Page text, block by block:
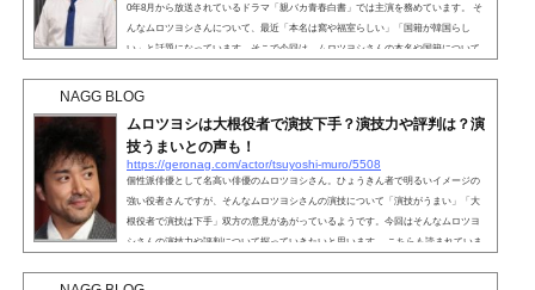
0年8月から放送されているドラマ「親バカ青春白書」では主演を務めています。 そ
んなムロツヨシさんについて、最近「本名は窩や福室らしい」「国籍が韓国らし
い」と話題になっています。そこで今回は、ムロツヨシさんの本名や国籍について
最近「本名は窩や福室らしい」とネットで話題になっているムロツヨシさんです
NAGG BLOG
ムロツヨシは大根役者で演技下手？演技力や評判は？演
技うまいとの声も！
https://geronag.com/actor/tsuyoshi-muro/5508
個性派俳優として名高い俳優のムロツヨシさん。ひょうきん者で明るいイメージの
強い役者さんですが、そんなムロツヨシさんの演技について「演技がうまい」「大
根役者で演技は下手」双方の意見があがっているようです。今回はそんなムロツヨ
シさんの演技力や評判について探っていきたいと思います。 こちらも読まれていま
すが、大根役者で演技が下手という意見があがっているようです。#大恋愛 大河やっ